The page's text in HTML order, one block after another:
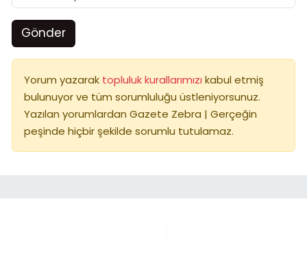
Gönder
Yorum yazarak topluluk kurallarımızı kabul etmiş
bulunuyor ve tüm sorumluluğu üstleniyorsunuz.
Yazılan yorumlardan Gazete Zebra | Gerçeğin
peşinde hiçbir şekilde sorumlu tutulamaz.